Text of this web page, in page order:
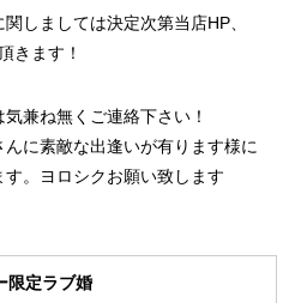
しましては決定次第当店HP、
きます！
兼ね無くご連絡下さい！
に素敵な出逢いが有ります様に
。ヨロシクお願い致します
限定ラブ婚